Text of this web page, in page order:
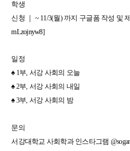
학생
신청 ｜ ~ 11/3(월) 까지 구글폼 작성 및
mLzojnyw8]
일정
♠ 1부, 서강 사회의 오늘
♠ 2부, 서강 사회의 내일
♠ 3부, 서강 사회의 밤
문의
서강대학교 사회학과 인스타그램